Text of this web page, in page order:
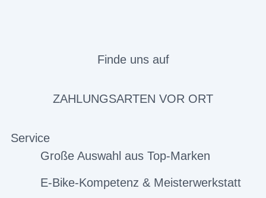
Finde uns auf
ZAHLUNGSARTEN VOR ORT
Service
Große Auswahl aus Top-Marken
E-Bike-Kompetenz & Meisterwerkstatt